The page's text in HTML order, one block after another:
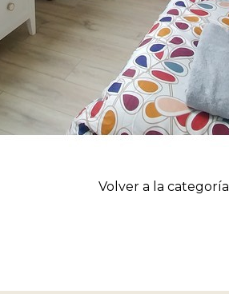
Volver a la categoría